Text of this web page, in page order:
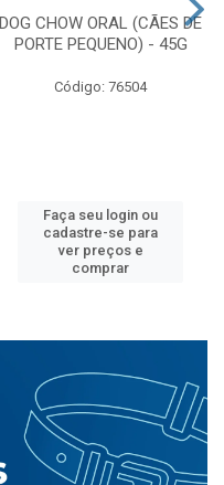
DOG CHOW ORAL (CÃES DE
PORTE PEQUENO) - 45G
Código: 76504
Faça seu login ou
cadastre-se para
ver preços e
comprar